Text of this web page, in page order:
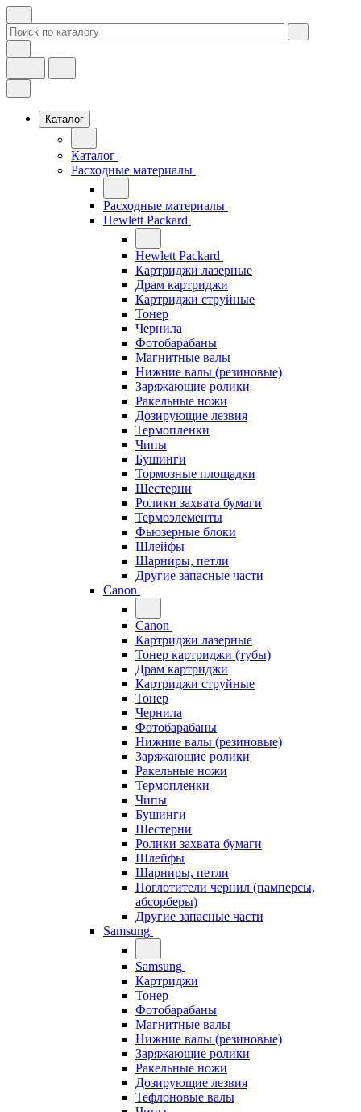
Каталог
Каталог
Расходные материалы
Расходные материалы
Hewlett Packard
Hewlett Packard
Картриджи лазерные
Драм картриджи
Картриджи струйные
Тонер
Чернила
Фотобарабаны
Магнитные валы
Нижние валы (резиновые)
Заряжающие ролики
Ракельные ножи
Дозирующие лезвия
Термопленки
Чипы
Бушинги
Тормозные площадки
Шестерни
Ролики захвата бумаги
Термоэлементы
Фьюзерные блоки
Шлейфы
Шарниры, петли
Другие запасные части
Canon
Canon
Картриджи лазерные
Тонер картриджи (тубы)
Драм картриджи
Картриджи струйные
Тонер
Чернила
Фотобарабаны
Нижние валы (резиновые)
Заряжающие ролики
Ракельные ножи
Термопленки
Чипы
Бушинги
Шестерни
Ролики захвата бумаги
Шлейфы
Шарниры, петли
Поглотители чернил (памперсы,
абсорберы)
Другие запасные части
Samsung
Samsung
Картриджи
Тонер
Фотобарабаны
Магнитные валы
Нижние валы (резиновые)
Заряжающие ролики
Ракельные ножи
Дозирующие лезвия
Тефлоновые валы